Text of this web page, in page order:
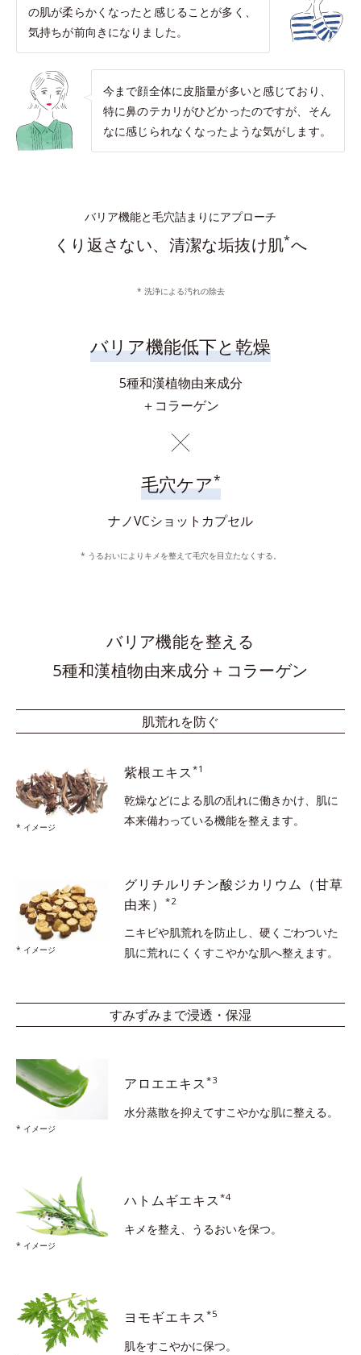
の肌が柔らかくなったと感じることが多く、
気持ちが前向きになりました。
今まで顔全体に皮脂量が多いと感じており、
特に鼻のテカリがひどかったのですが、そん
なに感じられなくなったような気がします。
バリア機能と毛穴詰まりにアプローチ
くり返さない、清潔な垢抜け肌*へ
* 洗浄による汚れの除去
バリア機能低下と乾燥
5種和漢植物由来成分
＋コラーゲン
毛穴ケア*
ナノVCショットカプセル
* うるおいによりキメを整えて毛穴を目立たなくする。
バリア機能を整える
5種和漢植物由来成分＋コラーゲン
肌荒れを防ぐ
* イメージ
紫根エキス *1
乾燥などによる肌の乱れに働きかけ、 肌に
本来備わっている機能を整えます。
* イメージ
グリチルリチン酸ジカリウム （甘草
由来）*2
ニキビや肌荒れを防止し、硬くごわついた
肌に荒れにくくすこやかな肌へ整えます。
すみずみまで浸透・保湿
* イメージ
アロエエキス *3
水分蒸散を抑えてすこやかな肌に整える。
* イメージ
ハトムギエキス *4
キメを整え、うるおいを保つ。
ヨモギエキス *5
肌をすこやかに保つ。